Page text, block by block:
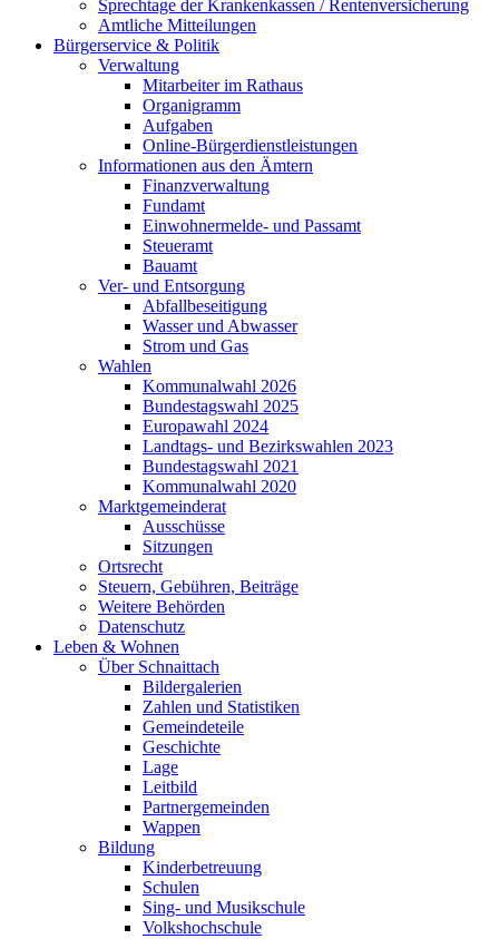
Sprechtage der Krankenkassen / Rentenversicherung
Amtliche Mitteilungen
Bürgerservice & Politik
Verwaltung
Mitarbeiter im Rathaus
Organigramm
Aufgaben
Online-Bürgerdienstleistungen
Informationen aus den Ämtern
Finanzverwaltung
Fundamt
Einwohnermelde- und Passamt
Steueramt
Bauamt
Ver- und Entsorgung
Abfallbeseitigung
Wasser und Abwasser
Strom und Gas
Wahlen
Kommunalwahl 2026
Bundestagswahl 2025
Europawahl 2024
Landtags- und Bezirkswahlen 2023
Bundestagswahl 2021
Kommunalwahl 2020
Marktgemeinderat
Ausschüsse
Sitzungen
Ortsrecht
Steuern, Gebühren, Beiträge
Weitere Behörden
Datenschutz
Leben & Wohnen
Über Schnaittach
Bildergalerien
Zahlen und Statistiken
Gemeindeteile
Geschichte
Lage
Leitbild
Partnergemeinden
Wappen
Bildung
Kinderbetreuung
Schulen
Sing- und Musikschule
Volkshochschule